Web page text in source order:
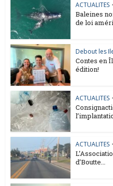
ACTUALITES •
Baleines
de loi
Debout les
Contes en
édition!
ACTUALITES •
ACTUALITES •
d’Boutte...